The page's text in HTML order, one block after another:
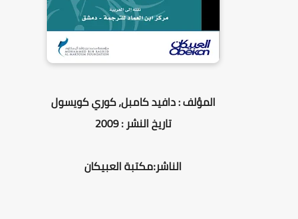
المؤلف : دافيد كامبل, كوري كويسول
تاريخ النشر : 2009
الناشر:مكتبة العبيكان